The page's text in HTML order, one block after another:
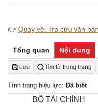
👉 Quay về: Tra cứu văn
Tổng quan Nội dung
Lưu Tìm từ trong trang
Tình trạng hiệu lực: Đã biết
BỘ TÀI CHÍNH